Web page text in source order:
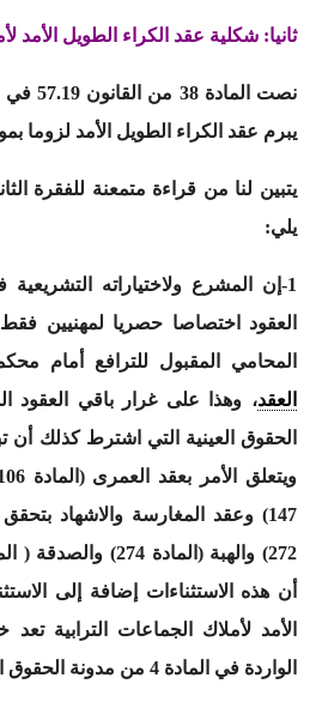
ثانيا: شكلية عقد الكراء الطويل الأمد
نصت
يبرم عقد الكراء الطويل الأمد
يلي:
1-إن المشرع ولاختياراته التشريعية
العقود اختصاصا حصريا لمهنيين
المحامي المقبول للترافع أمام
العقد، وهذا على غرار باقي العقود
الحقوق العينية التي اشترط كذلك
أن هذه الاستثناءات إضافة إلى
الأمد لأملاك الجماعات الترابية
الواردة في المادة 4 من مدونة الحقوق العينية.